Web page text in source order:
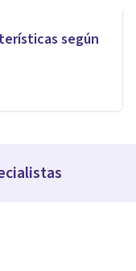
según